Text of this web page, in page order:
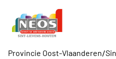
Provincie Oost-Vlaanderen/